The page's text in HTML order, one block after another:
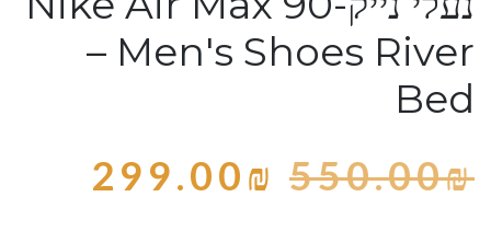
– Men's Shoes River
Bed
550.00₪
299.00₪